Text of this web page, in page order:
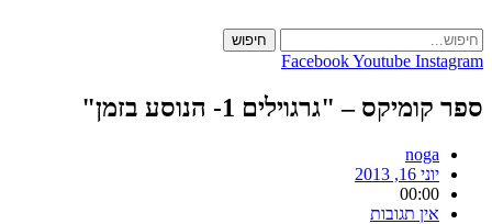
to
content
חיפוש
FacebookYoutube Instagram
ספר קומיקס – "גרגוילים 1- הנוסע בזמן"
noga
יוני 16, 2013
00:00
אין תגובות